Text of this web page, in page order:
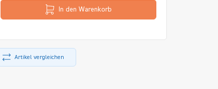
In den Warenkorb
Artikel vergleichen